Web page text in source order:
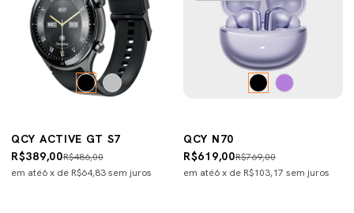
QCY ACTIVE GT S7
R$486,00
R$389,00
em até6x de R$64,83sem juros
QCY N70
R$769,00
R$619,00
em até6x de R$103,17 sem juros